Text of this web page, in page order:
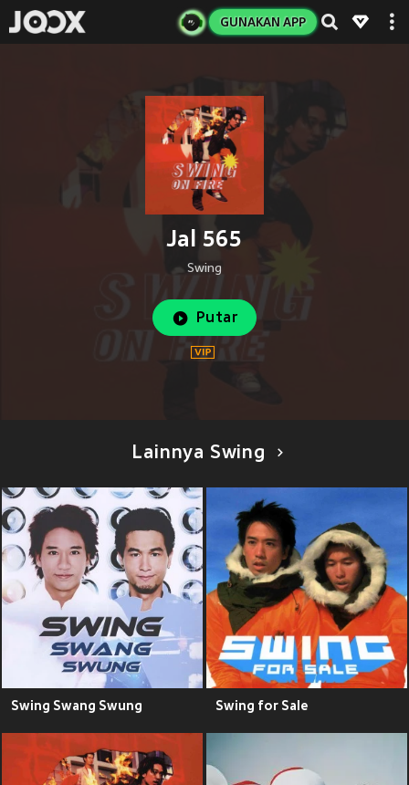
GUNAKAN APP
Jal 565
Swing
Putar
Lainnya Swing
Swing Swang Swung Swing for Sale